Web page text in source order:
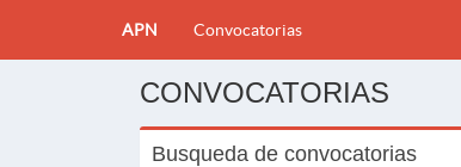
APN Convocatorias
CONVOCATORIAS
Busqueda de convocatorias